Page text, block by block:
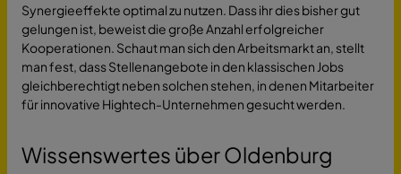
Synergieeffekte optimal zu nutzen. Dass ihr dies bisher gut
gelungen ist, beweist die große Anzahl erfolgreicher
Kooperationen. Schaut man sich den Arbeitsmarkt an, stellt
man fest, dass Stellenangebote in den klassischen Jobs
gleichberechtigt neben solchen stehen, in denen Mitarbeiter
für innovative Hightech-Unternehmen gesucht werden.
Wissenswertes über Oldenburg